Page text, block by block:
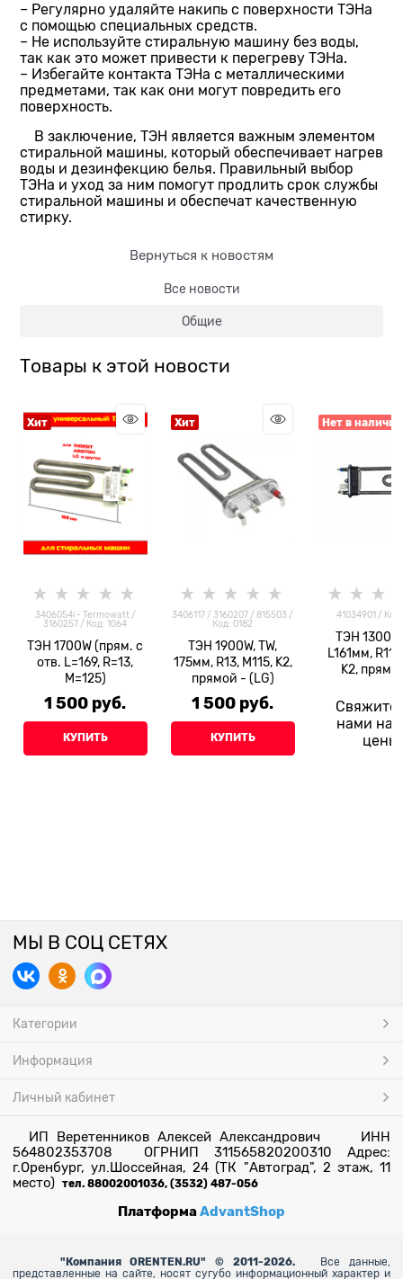
– Регулярно удаляйте накипь с поверхности ТЭНа
с помощью специальных средств.
– Не используйте стиральную машину без воды,
так как это может привести к перегреву ТЭНа.
– Избегайте контакта ТЭНа с металлическими
предметами, так как они могут повредить его
поверхность.
В заключение, ТЭН является важным элементом
стиральной машины, который обеспечивает нагрев
воды и дезинфекцию белья. Правильный выбор
ТЭНа и уход за ним помогут продлить срок службы
стиральной машины и обеспечат качественную
стирку.
Вернуться к новостям
Все новости
Общие
Товары к этой новости
Хит
3406054i - Termowatt /
3160257 / Код: 1064
ТЭН 1700W (прям. с
отв. L=169, R=13,
M=125)
1 500 руб.
КУПИТЬ
Хит
3406117 / 3160207 / 815503 /
Код: 0182
ТЭН 1900W, TW,
175мм, R13, M115, K2,
прямой - (LG)
1 500 руб.
КУПИТЬ
Нет в наличии
41034901 /
ТЭН 1300W,
L161мм,
K2,
нами
цены
МЫ В СОЦ СЕТЯХ
Категории
Информация
Личный кабинет
ИП Веретенников Алексей Александрович ИНН
564802353708 ОГРНИП 311565820200310 Адрес:
г.Оренбург, ул.Шоссейная, 24 (ТК "Автоград", 2 этаж, 11
место) тел. 88002001036, (3532) 487-056
ПлатформаAdvantShop
" Компания ORENTEN.RU" © 2011-2026.
Все данные,
представленные на сайте, носят сугубо информационный характер и